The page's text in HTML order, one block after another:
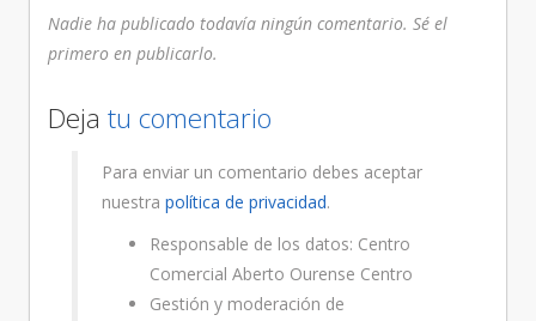
Nadie ha publicado todavía ningún comentario. Sé el
primero en publicarlo.
Deja tu comentario
Para enviar un comentario debes aceptar
nuestra política de privacidad.
Responsable de los datos: Centro
Comercial Aberto Ourense Centro
Gestión y moderación de